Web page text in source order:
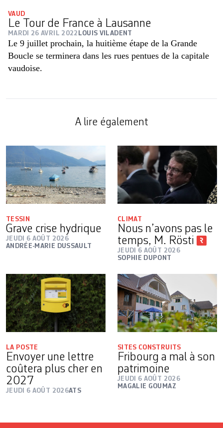
VAUD
Le Tour de France à Lausanne
MARDI 26 AVRIL 2022 LOUIS VILADENT
Le 9 juillet prochain, la huitième étape de la Grande
Boucle se terminera dans les rues pentues de la capitale
vaudoise.
A lire également
TESSIN
Grave crise hydrique
JEUDI 6 AOÛT 2026
ANDRÉE-MARIE DUSSAULT
CLIMAT
Nous n’avons pas le
temps, M. Rösti
JEUDI 6 AOÛT 2026
SOPHIE DUPONT
LA POSTE
Envoyer une lettre
coûtera plus cher en
2027
JEUDI 6 AOÛT 2026ATS
SITES CONSTRUITS
Fribourg a mal à son
patrimoine
JEUDI 6 AOÛT 2026
MAGALIE GOUMAZ